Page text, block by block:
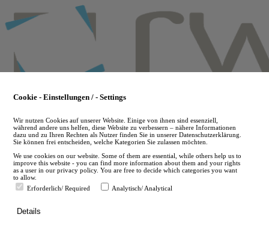
to
main
en
Cookie - Einstellungen / - Settings
Wir nutzen Cookies auf unserer Website. Einige von ihnen sind essenziell,
während andere uns helfen, diese Website zu verbessern – nähere Informationen
dazu und zu Ihren Rechten als Nutzer finden Sie in unserer Datenschutzerklärung.
Sie können frei entscheiden, welche Kategorien Sie zulassen möchten.
We use cookies on our website. Some of them are essential, while others help us to
improve this website - you can find more information about them and your rights
as a user in our privacy policy. You are free to decide which categories you want
to allow.
Erforderlich/ Required
Analytisch/ Analytical
Details